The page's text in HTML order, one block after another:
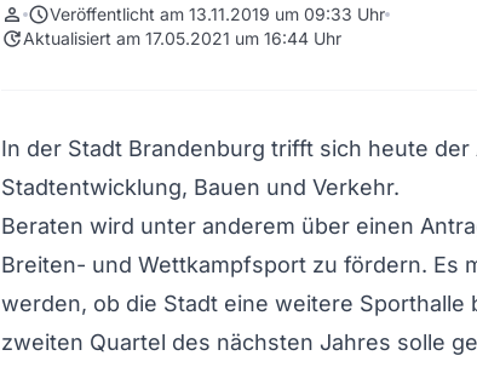
person scheduleVeröffentlicht am 13.11.2019 um 09:33 Uhr
updateAktualisiert am 17.05.2021 um 16:44 Uhr
In der Stadt Brandenburg trifft sich heute
Stadtentwicklung, Bauen und Verkehr.
Beraten wird unter anderem über einen
Breiten- und Wettkampfsport zu fördern. Es
werden, ob die Stadt eine weitere Sporthalle
zweiten Quartel des nächsten Jahres solle